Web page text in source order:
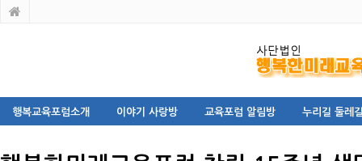
행복교육포럼소개 이야기 사랑방 교육포럼 알림방 누리길 둘레